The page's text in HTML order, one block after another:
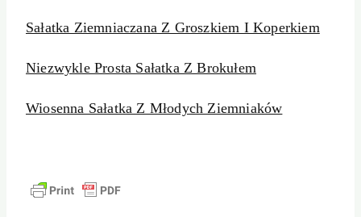
Sałatka Ziemniaczana Z Groszkiem I Koperkiem
Niezwykle Prosta Sałatka Z Brokułem
Wiosenna Sałatka Z Młodych Ziemniaków